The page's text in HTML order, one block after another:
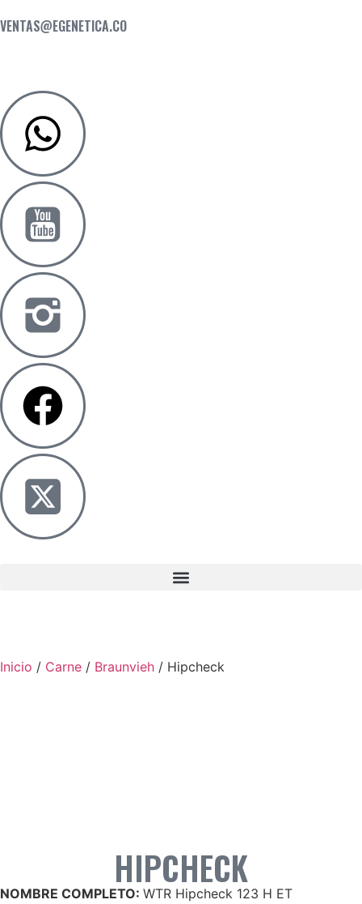
VENTAS@EGENETICA.CO
Inicio / Carne / Braunvieh / Hipcheck
HIPCHECK
NOMBRE COMPLETO: WTR Hipcheck 123 H ET